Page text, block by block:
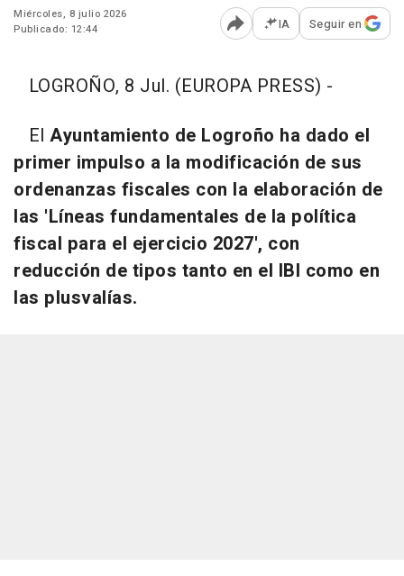
Miércoles, 8 julio 2026
Publicado: 12:44
Abrir opciones para
IA Seguir en
LOGROÑO, 8 Jul. (EUROPA PRESS) -
El Ayuntamiento de Logroño ha dado el
primer impulso a la modificación de sus
ordenanzas fiscales con la elaboración de
las 'Líneas fundamentales de la política
fiscal para el ejercicio 2027', con
reducción de tipos tanto en el IBI como en
las plusvalías.